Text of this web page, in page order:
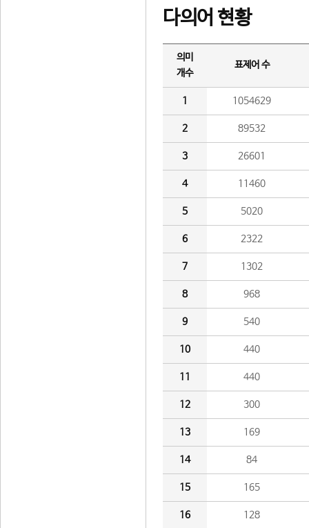
다의어 현황
의미
개수
표제어 수
1 1054629
2 89532
3 26601
4 11460
5 5020
6 2322
7 1302
8 968
9 540
10 440
11 440
12 300
13 169
14 84
15 165
16 128